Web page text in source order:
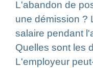
L'abandon de
une démission ?
salaire pendant
Quelles sont les
L'employeur